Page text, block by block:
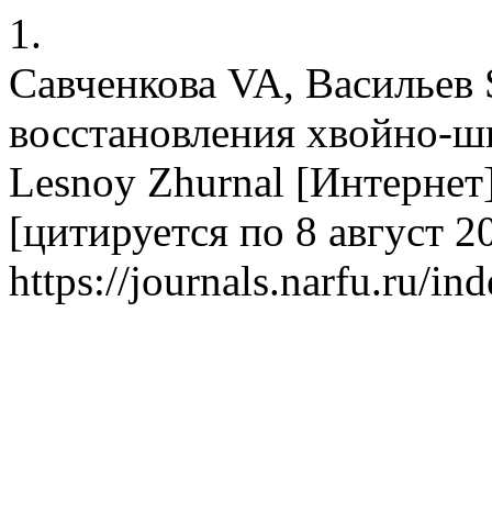
1.
Савченкова VA,
восстановления хвойно-
Lesnoy Zhurnal
[цитируется по 8 август
https://journals.narfu.ru/